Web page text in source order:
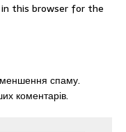
this browser for the
спаму.
коментарів.